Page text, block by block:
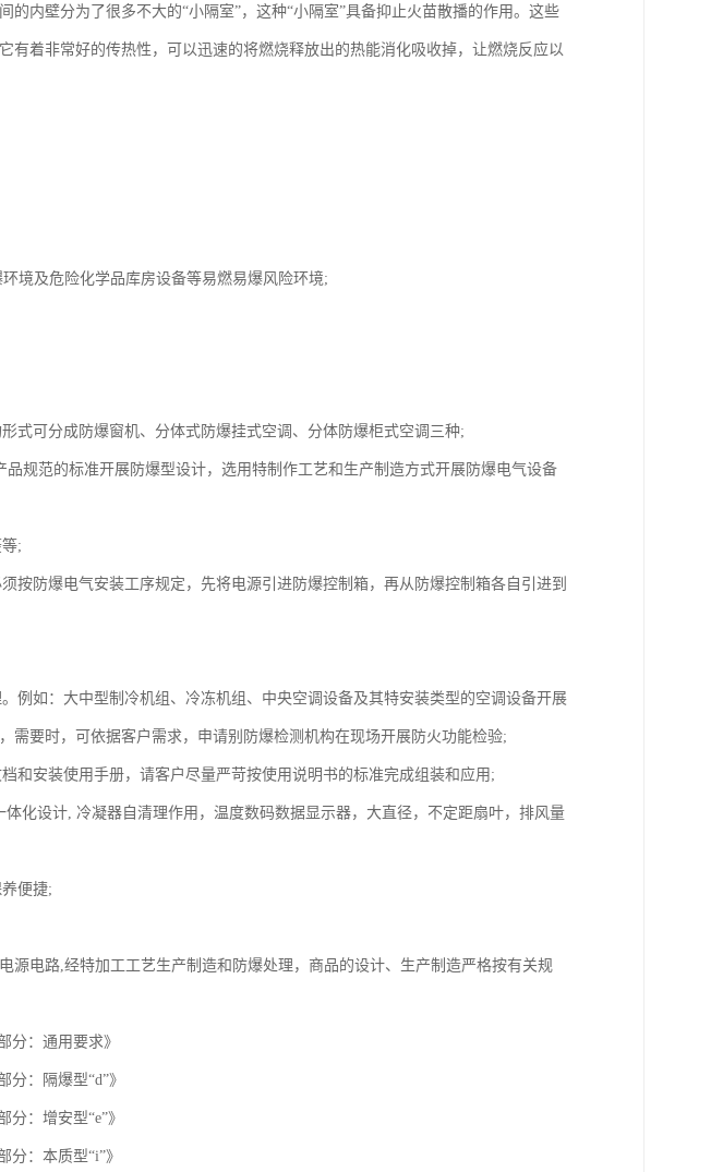
的内壁分为了很多不大的“小隔室”，这种“小隔室”具备抑止火苗散播的作用。这些
有着非常好的传热性，可以迅速的将燃烧释放出的热能消化吸收掉，让燃烧反应以
境及危险化学品库房设备等易燃易爆风险环境;
式可分成防爆窗机、分体式防爆挂式空调、分体防爆柜式空调三种;
规范的标准开展防爆型设计，选用特制作工艺和生产制造方式开展防爆电气设备
;
按防爆电气安装工序规定，先将电源引进防爆控制箱，再从防爆控制箱各自引进到
例如：大中型制冷机组、冷冻机组、中央空调设备及其特安装类型的空调设备开展
需要时，可依据客户需求，申请别防爆检测机构在现场开展防火功能检验;
和安装使用手册，请客户尽量严苛按使用说明书的标准完成组装和应用;
化设计, 冷凝器自清理作用，温度数码数据显示器，大直径，不定距扇叶，排风量
便捷;
电路,经特加工工艺生产制造和防爆处理，商品的设计、生产制造严格按有关规
分：通用要求》
：隔爆型“d”》
：增安型“e”》
分：本质型“i”》